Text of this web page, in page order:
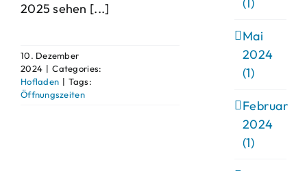
2025 sehen [...]
10. Dezember
2024 | Categories:
Hofladen | Tags:
Öffnungszeiten
Mai
2024
(1)
Februar
2024
(1)